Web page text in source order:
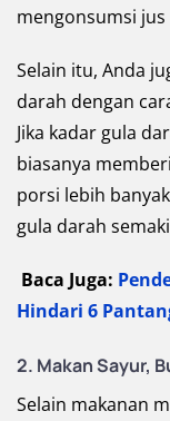
mengonsumsi jus
Selain itu, Anda
darah dengan
Jika kadar gula
biasanya
porsi lebih
gula darah
Baca Juga:
Hindari 6
2. Makan Sayur,
Selain makanan